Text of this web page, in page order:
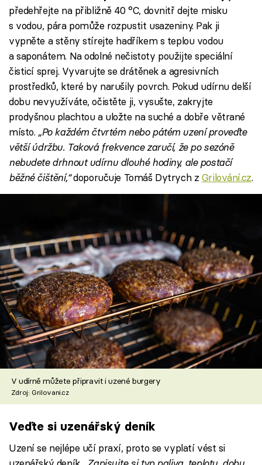
předehřejte na přibližně 40 °C, dovnitř dejte misku
s vodou, pára pomůže rozpustit usazeniny. Pak ji
vypněte a stěny stírejte hadříkem s teplou vodou
a saponátem. Na odolné nečistoty použijte speciální
čisticí sprej. Vyvarujte se drátěnek a agresivních
prostředků, které by narušily povrch. Pokud udírnu delší
dobu nevyužíváte, očistěte ji, vysušte, zakryjte
prodyšnou plachtou a uložte na suché a dobře větrané
místo. „Po každém čtvrtém nebo pátém uzení proveďte
větší údržbu. Taková frekvence zaručí, že po sezóně
nebudete drhnout udírnu dlouhé hodiny, ale postačí
běžné čištění,“doporučuje Tomáš Dytrych z Grilování.cz.
V udírně můžete připravit i uzené burgery
Zdroj: Grilovani.cz
Veďte si uzenářský deník
Uzení se nejlépe učí praxí, proto se vyplatí vést si